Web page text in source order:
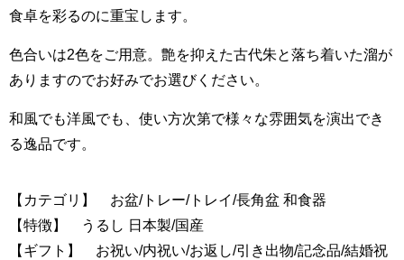
食卓を彩るのに重宝します。
色合いは2色をご用意。艶を抑えた古代朱と落ち着いた溜が
ありますのでお好みでお選びください。
和風でも洋風でも、使い方次第で様々な雰囲気を演出でき
る逸品です。
【カテゴリ】 お盆/トレー/トレイ/長角盆 和食器
【特徴】 うるし 日本製/国産
【ギフト】 お祝い/内祝い/お返し/引き出物/記念品/結婚祝